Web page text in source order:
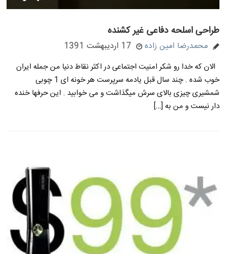
طراحی اسلحه دفاعی غیر کشنده
محمدرضا امین زاده 17 اردیبهشت 1391
الان که خدا رو شکر امنیت اجتماعی در اکثر نقاط دنیا من جمله ایران
خوب شده . چند سال قبل یادمه سرپرست هر خونه ای 1 چوبی
شمشیری چیزی بالای سرش میگذاشت و می خوابید . این حرفها خنده
دار نیست و من به […]